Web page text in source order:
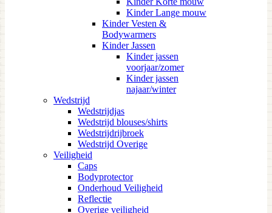
Kinder Lange mouw
Kinder Vesten &
Bodywarmers
Kinder Jassen
Kinder jassen
voorjaar/zomer
Kinder jassen
najaar/winter
Wedstrijd
Wedstrijdjas
Wedstrijd blouses/shirts
Wedstrijdrijbroek
Wedstrijd Overige
Veiligheid
Caps
Bodyprotector
Onderhoud Veiligheid
Reflectie
Overige veiligheid